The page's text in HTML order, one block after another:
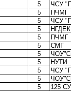
5
ЧСУ
5
ПЧМГ
5
ЧСУ
5
НГДЕК
5
ПЧМГ
5
СМГ
5
5
НУТИ
5
ЧСУ
5
5
125 СУ